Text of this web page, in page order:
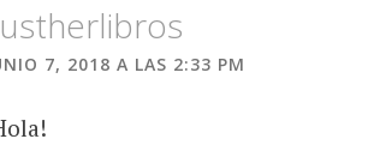
7, 2018 A LAS 2:33 PM